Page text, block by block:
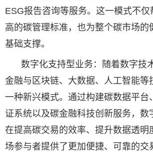
ESG报告咨询等服务。这一模式不仅
高的碳管理标准，也为整个碳市场的
基础支撑。
数字化支持型业务：随着数字技
金融与区块链、大数据、人工智能等
一种新兴模式。通过构建碳数据平台
证系统以及碳金融科技创新服务，数
在提高碳交易的效率、提升数据透明
场参与者提供了更加便捷、可靠的交